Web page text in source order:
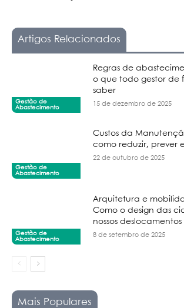
Artigos Relacionados
Gestão de
Abastecimento
Regras de
o que todo gestor de
saber
15 de dezembro de 2025
Gestão de
Abastecimento
Custos da
como reduzir, prever
22 de outubro de 2025
Gestão de
Abastecimento
Arquitetura e
Como o design das
nossos deslocamentos
8 de setembro de 2025
Mais Populares